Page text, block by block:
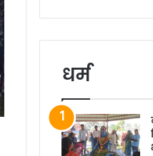
धर्म